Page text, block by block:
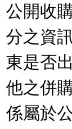
公開收
分之資
東是否
他之併
係屬於